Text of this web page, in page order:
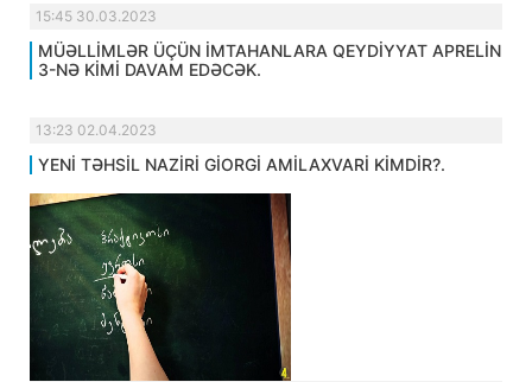
15:45 30.03.2023
MÜƏLLİMLƏR ÜÇÜN İMTAHANLARA QEYDİYYAT APRELİN
3-NƏ KİMİ DAVAM EDƏCƏK.
13:23 02.04.2023
YENİ TƏHSİL NAZİRİ GİORGİ AMİLAXVARİ KİMDİR?.